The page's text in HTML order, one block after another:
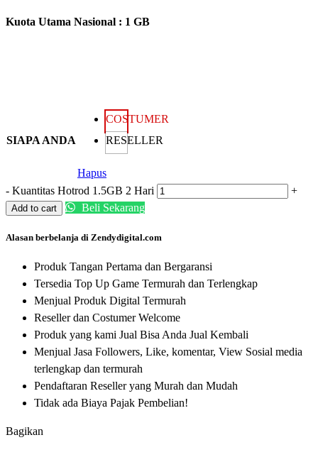
Kuota Utama Nasional : 1 GB
SIAPA ANDA
COSTUMER
RESELLER
Hapus
- Kuantitas Hotrod 1.5GB 2 Hari +
Add to cart Beli Sekarang
Alasan berbelanja di Zendydigital.com
Produk Tangan Pertama dan Bergaransi
Tersedia Top Up Game Termurah dan Terlengkap
Menjual Produk Digital Termurah
Reseller dan Costumer Welcome
Produk yang kami Jual Bisa Anda Jual Kembali
Menjual Jasa Followers, Like, komentar, View Sosial media
terlengkap dan termurah
Pendaftaran Reseller yang Murah dan Mudah
Tidak ada Biaya Pajak Pembelian!
Bagikan